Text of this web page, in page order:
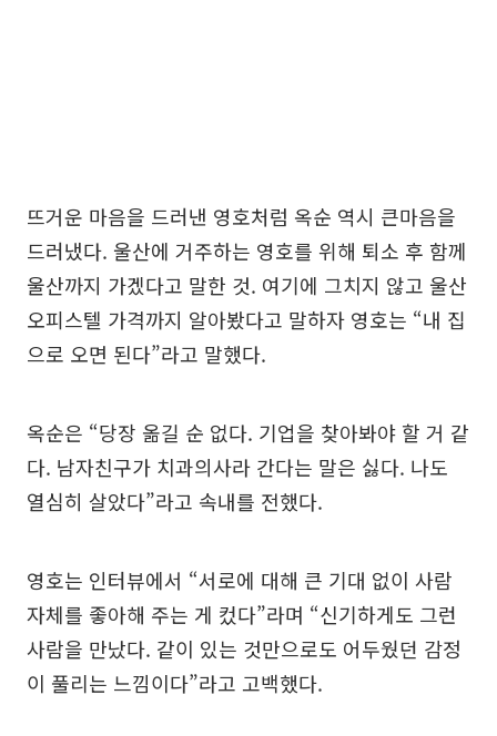
뜨거운 마음을 드러낸 영호처럼 옥순 역시 큰마음을
드러냈다. 울산에 거주하는 영호를 위해 퇴소 후 함께
울산까지 가겠다고 말한 것. 여기에 그치지 않고 울산
오피스텔 가격까지 알아봤다고 말하자 영호는 “내 집
으로 오면 된다”라고 말했다.
옥순은 “당장 옮길 순 없다. 기업을 찾아봐야 할 거 같
다. 남자친구가 치과의사라 간다는 말은 싫다. 나도
열심히 살았다”라고 속내를 전했다.
영호는 인터뷰에서 “서로에 대해 큰 기대 없이 사람
자체를 좋아해 주는 게 컸다”라며 “신기하게도 그런
사람을 만났다. 같이 있는 것만으로도 어두웠던 감정
이 풀리는 느낌이다”라고 고백했다.